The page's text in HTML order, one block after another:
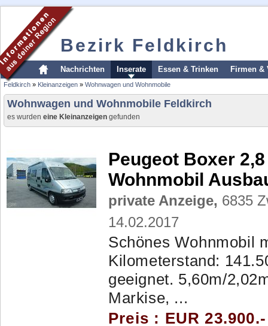
Bezirk Feldkirch
Nachrichten Inserate Essen & Trinken Firmen &
Feldkirch » Kleinanzeigen » Wohnwagen und Wohnmobile
Wohnwagen und Wohnmobile Feldkirch
es wurden eine Kleinanzeigen gefunden
Peugeot Boxer
Wohnmobil
private Anzeige, 6835
14.02.2017
Schönes Wohnmobil
Kilometerstand:
geeignet. 5,60m/
Markise, ...
Preis : EUR 23.900.-